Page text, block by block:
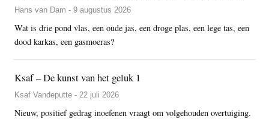
Hans van Dam - 9 augustus 2026
Wat is drie pond vlas, een oude jas, een droge plas, een lege tas, een
dood karkas, een gasmoeras?
Ksaf – De kunst van het geluk 1
Ksaf Vandeputte - 22 juli 2026
Nieuw, positief gedrag inoefenen vraagt om volgehouden overtuiging.